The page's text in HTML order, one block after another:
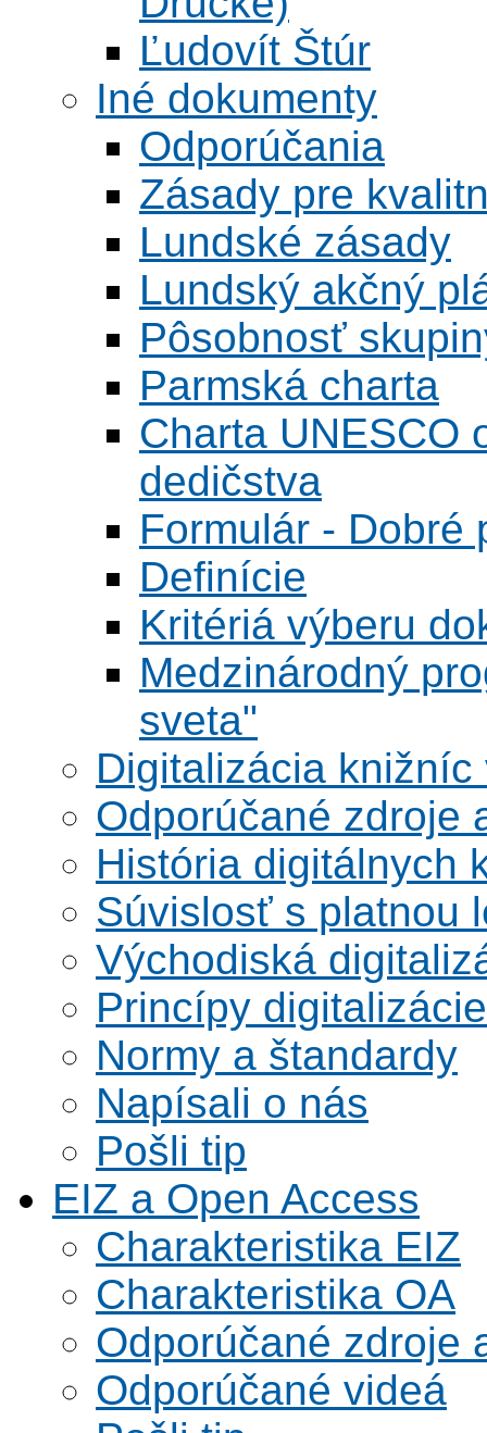
Ľudovít Štúr
Iné dokumenty
Odporúčania
Zásady pre
Lundské zásady
Lundský akčný
Pôsobnosť
Parmská charta
Charta UNESCO
dedičstva
Formulár - Dobré
Definície
Kritériá výberu
Medzinárodný
sveta"
Digitalizácia knižníc
Odporúčané zdroje
História digitálnych
Súvislosť s platnou
Východiská
Princípy digitalizácie
Normy a štandardy
Napísali o nás
Pošli tip
EIZ a Open Access
Charakteristika EIZ
Charakteristika OA
Odporúčané zdroje
Odporúčané videá